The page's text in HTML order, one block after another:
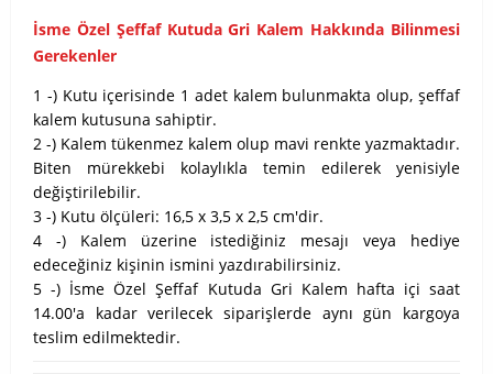
İsme Özel Şeffaf Kutuda Gri Kalem Hakkında Bilinmesi
Gerekenler
1 -) Kutu içerisinde 1 adet kalem bulunmakta olup, şeffaf
kalem kutusuna sahiptir.
2 -) Kalem tükenmez kalem olup mavi renkte yazmaktadır.
Biten mürekkebi kolaylıkla temin edilerek yenisiyle
değiştirilebilir.
3 -) Kutu ölçüleri: 16,5 x 3,5 x 2,5 cm'dir.
4 -) Kalem üzerine istediğiniz mesajı veya hediye
edeceğiniz kişinin ismini yazdırabilirsiniz.
5 -) İsme Özel Şeffaf Kutuda Gri Kalem hafta içi saat
14.00'a kadar verilecek siparişlerde aynı gün kargoya
teslim edilmektedir.